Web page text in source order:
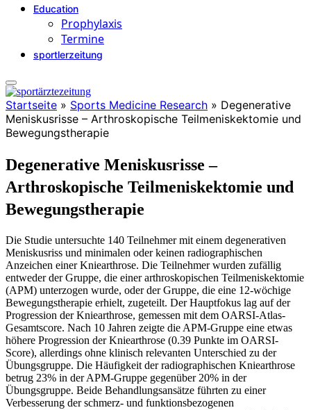
Education
Prophylaxis
Termine
sportlerzeitung
Startseite » Sports Medicine Research » Degenerative
Meniskusrisse – Arthroskopische Teilmeniskektomie und
Bewegungstherapie
Degenerative Meniskusrisse –
Arthroskopische Teilmeniskektomie und
Bewegungstherapie
Die Studie untersuchte 140 Teilnehmer mit einem degenerativen
Meniskusriss und minimalen oder keinen radiographischen
Anzeichen einer Kniearthrose. Die Teilnehmer wurden zufällig
entweder der Gruppe, die einer arthroskopischen Teilmeniskektomie
(APM) unterzogen wurde, oder der Gruppe, die eine 12-wöchige
Bewegungstherapie erhielt, zugeteilt. Der Hauptfokus lag auf der
Progression der Kniearthrose, gemessen mit dem OARSI-Atlas-
Gesamtscore. Nach 10 Jahren zeigte die APM-Gruppe eine etwas
höhere Progression der Kniearthrose (0.39 Punkte im OARSI-
Score), allerdings ohne klinisch relevanten Unterschied zu der
Übungsgruppe. Die Häufigkeit der radiographischen Kniearthrose
betrug 23% in der APM-Gruppe gegenüber 20% in der
Übungsgruppe. Beide Behandlungsansätze führten zu einer
Verbesserung der schmerz- und funktionsbezogenen